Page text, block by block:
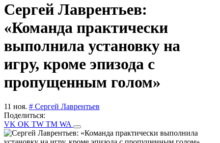
Сергей Лаврентьев:
«Команда практически
выполнила установку на
игру, кроме эпизода с
пропущенным голом»
11 ноя. # Сергей Лаврентьев
Поделиться:
VK OK TW TM WA